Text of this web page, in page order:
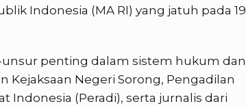
Indonesia (MA RI) yang jatuh pada 19
penting dalam sistem hukum dan
Kejaksaan Negeri Sorong, Pengadilan
Indonesia (Peradi), serta jurnalis dari